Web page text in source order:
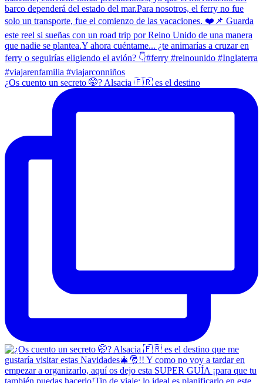
¿Os cuento un secreto 🤭? Alsacia 🇫🇷 es el destino